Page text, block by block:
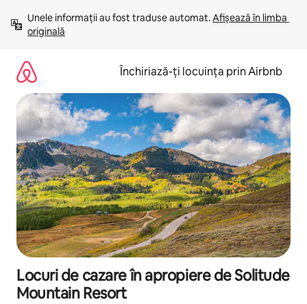
mergi
conținut
Unele informații au fost traduse automat. Afișează în limba
originală
Închiriază-ți locuința prin Airbnb
Locuri de cazare în apropiere de Solitude
Mountain Resort